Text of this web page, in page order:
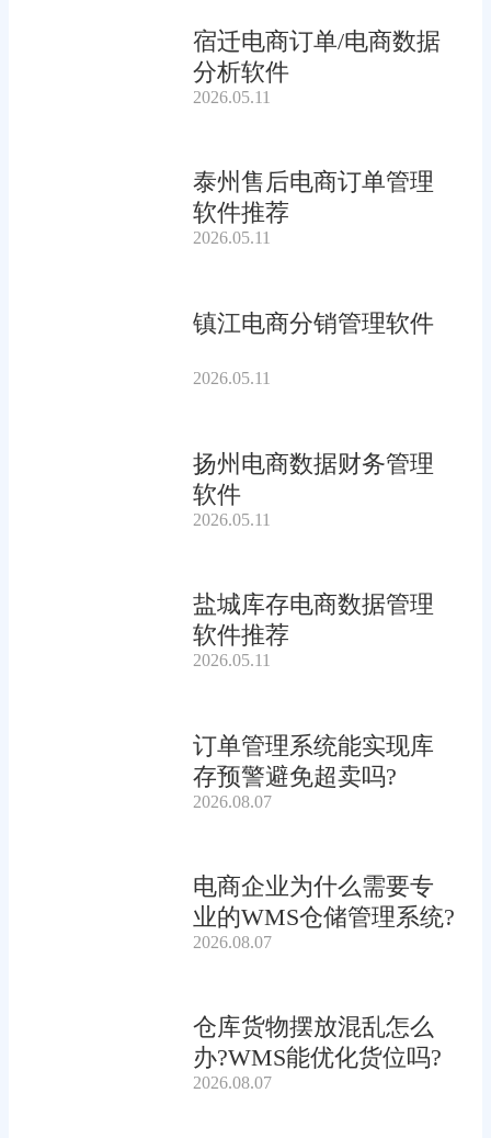
宿迁电商订单/电商数据
分析软件
2026.05.11
泰州售后电商订单管理
软件推荐
2026.05.11
镇江电商分销管理软件
2026.05.11
扬州电商数据财务管理
软件
2026.05.11
盐城库存电商数据管理
软件推荐
2026.05.11
订单管理系统能实现库
存预警避免超卖吗?
2026.08.07
电商企业为什么需要专
业的WMS仓储管理系统?
2026.08.07
仓库货物摆放混乱怎么
办?WMS能优化货位吗?
2026.08.07